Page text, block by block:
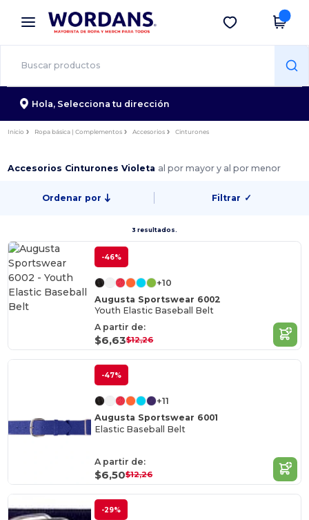
× App de Wordans
¡Mejores precios en app!
Descargar app
Hola, Selecciona tu dirección
Inicio Ropa básica | Complementos Accesorios Cinturones
Accesorios Cinturones Violeta al por mayor y al por menor
Ordenar por Filtrar ✓
3 resultados.
-46%
+10
Augusta Sportswear 6002
Youth Elastic Baseball Belt
A partir de:
$6,63$12,26
-47%
+11
Augusta Sportswear 6001
Elastic Baseball Belt
A partir de:
$6,50$12,26
-29%